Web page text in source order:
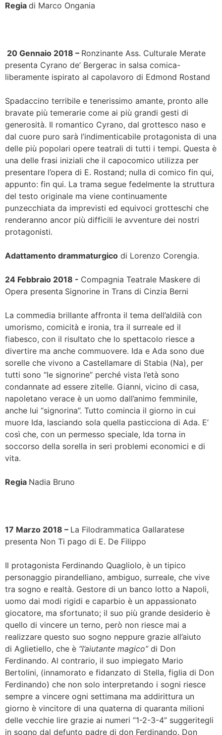
Regia di Marco Ongania
20 Gennaio 2018 – Ronzinante Ass. Culturale Merate
presenta Cyrano de’ Bergerac in salsa comica-
liberamente ispirato al capolavoro di Edmond Rostand
Spadaccino terribile e tenerissimo amante, pronto alle
bravate più temerarie come ai più grandi gesti di
generosità. Il romantico Cyrano, dal grottesco naso e
dal cuore puro sarà l’indimenticabile protagonista di una
delle più popolari opere teatrali di tutti i tempi. Questa è
una delle frasi iniziali che il capocomico utilizza per
presentare l’opera di E. Rostand; nulla di comico fin qui,
appunto: fin qui. La trama segue fedelmente la struttura
del testo originale ma viene continuamente
punzecchiata da imprevisti ed equivoci grotteschi che
renderanno ancor più difficili le avventure dei nostri
protagonisti.
Adattamento drammaturgico di Lorenzo Corengia.
24 Febbraio 2018 - Compagnia Teatrale Maskere di
Opera presenta Signorine in Trans di Cinzia Berni
La commedia brillante affronta il tema dell’aldilà con
umorismo, comicità e ironia, tra il surreale ed il
fiabesco, con il risultato che lo spettacolo riesce a
divertire ma anche commuovere. Ida e Ada sono due
sorelle che vivono a Castellamare di Stabia (Na), per
tutti sono “le signorine” perché vista l’età sono
condannate ad essere zitelle. Gianni, vicino di casa,
napoletano verace è un uomo dall’animo femminile,
anche lui “signorina”. Tutto comincia il giorno in cui
muore Ida, lasciando sola quella pasticciona di Ada. E’
così che, con un permesso speciale, Ida torna in
soccorso della sorella in seri problemi economici e di
vita.
Regia Nadia Bruno
17 Marzo 2018 – La Filodrammatica Gallaratese
presenta Non Ti pago di E. De Filippo
Il protagonista Ferdinando Quagliolo, è un tipico
personaggio pirandelliano, ambiguo, surreale, che vive
tra sogno e realtà. Gestore di un banco lotto a Napoli,
uomo dai modi rigidi e caparbio è un appassionato
giocatore, ma sfortunato; il suo più grande desiderio è
quello di vincere un terno, però non riesce mai a
realizzare questo suo sogno neppure grazie all’aiuto
di Aglietiello, che è “l’aiutante magico”di Don
Ferdinando. Al contrario, il suo impiegato Mario
Bertolini, (innamorato e fidanzato di Stella, figlia di Don
Ferdinando) che non solo interpretando i sogni riesce
sempre a vincere ogni settimana ma addirittura un
giorno è vincitore di una quaterna di quaranta milioni
delle vecchie lire grazie ai numeri “1-2-3-4” suggeritegli
in sogno dal defunto padre di don Ferdinando. Don